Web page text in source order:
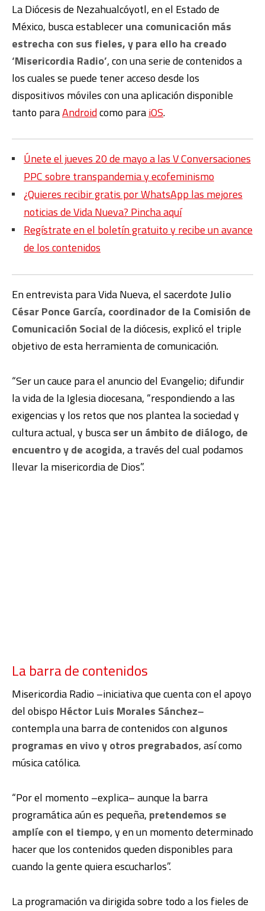
La Diócesis de Nezahualcóyotl, en el Estado de
México, busca estableceruna comunicación más
estrecha con sus fieles, y para ello ha creado
‘Misericordia Radio’, con una serie de contenidos a
los cuales se puede tener acceso desde los
dispositivos móviles con una aplicación disponible
tanto paraAndroidcomo paraiOS.
Únete el jueves 20 de mayo a las V Conversaciones
PPC sobre transpandemia y ecofeminismo
¿Quieres recibir gratis por WhatsApp las mejores
noticias de Vida Nueva? Pincha aquí
Regístrate en el boletín gratuito y recibe un avance
de los contenidos
En entrevista para Vida Nueva, el sacerdoteJulio
César Ponce García, coordinador de la Comisión de
Comunicación Socialde la diócesis, explicó el triple
objetivo de esta herramienta de comunicación.
“Ser un cauce para el anuncio del Evangelio; difundir
la vida de la Iglesia diocesana, “respondiendo a las
exigencias y los retos que nos plantea la sociedad y
cultura actual, y buscaser un ámbito de diálogo, de
encuentro y de acogida, a través del cual podamos
llevar la misericordia de Dios”.
La barra de contenidos
Misericordia Radio –iniciativa que cuenta con el apoyo
del obispo Héctor Luis Morales Sánchez–
contempla una barra de contenidos conalgunos
programas en vivo y otros pregrabados, así como
música católica.
“Por el momento –explica– aunque la barra
programática aún es pequeña, pretendemos se
amplíe con el tiempo, y en un momento determinado
hacer que los contenidos queden disponibles para
cuando la gente quiera escucharlos”.
La programación va dirigida sobre todo a los fieles de